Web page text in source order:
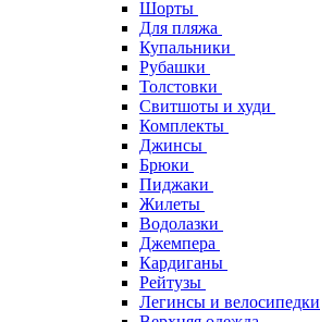
Шорты
Для пляжа
Купальники
Рубашки
Толстовки
Свитшоты и худи
Комплекты
Джинсы
Брюки
Пиджаки
Жилеты
Водолазки
Джемпера
Кардиганы
Рейтузы
Легинсы и велосипедки